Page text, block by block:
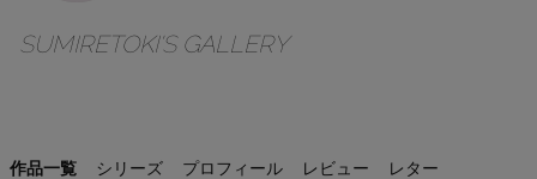
SUMIRETOKI'S GALLERY
作品一覧 シリーズ プロフィール レビュー レター